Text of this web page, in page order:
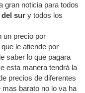
gran noticia para todos
del sur y todos los
precio por
le atiende por
saber lo que pagara
esta manera tendrá la
precios de diferentes
barato no lo va ha